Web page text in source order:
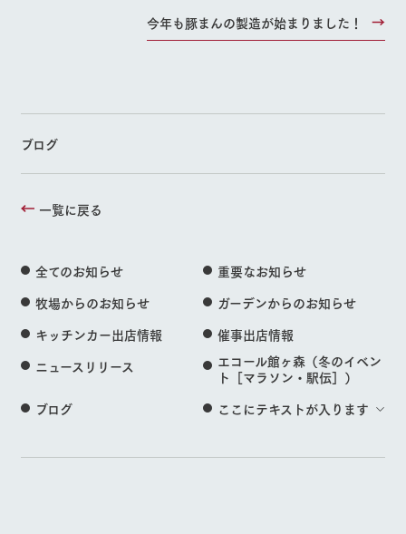
今年も豚まんの製造が始まりました！
ブログ
一覧に戻る
全てのお知らせ
重要なお知らせ
牧場からのお知らせ
ガーデンからのお知らせ
キッチンカー出店情報
催事出店情報
ニュースリリース
エコール館ヶ森（冬のイベン
ト［マラソン・駅伝］）
ブログ
ここにテキストが入ります